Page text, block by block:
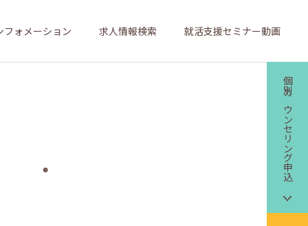
フォメーション 求人情報検索 就活支援セミナー動画
個別カウンセリング申込